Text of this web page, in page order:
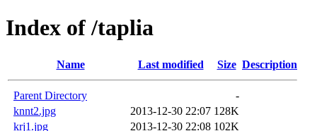
Index of /taplia
Name Last modified Size Description
Parent Directory
-
knnt2.jpg
2013-12-30 22:07 128K
krj1.jpg
2013-12-30 22:08 102K